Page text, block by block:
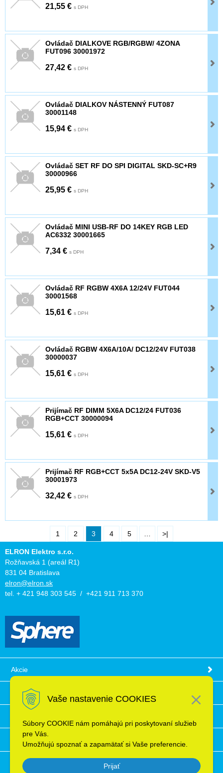
Vaše nastavenie COOKIES
Súbory COOKIE nám pomáhajú pri poskytovaní služieb
pre Vás.
Umožňujú spoznať a zapamätať si Vaše preferencie.
Prijať
21,55 € s DPH
Ovládač DIALKOVE RGB/RGBW/ 4ZONA
FUT096 30001972
27,42 € s DPH
Ovládač DIALKOV NÁSTENNÝ FUT087
30001148
15,94 € s DPH
Ovládač SET RF DO SPI DIGITAL SKD-SC+R9
30000966
25,95 € s DPH
Ovládač MINI USB-RF DO 14KEY RGB LED
AC6332 30001665
7,34 € s DPH
Ovládač RF RGBW 4X6A 12/24V FUT044
30001568
15,61 € s DPH
Ovládač RGBW 4X6A/10A/ DC12/24V FUT038
30000037
15,61 € s DPH
Prijímač RF DIMM 5X6A DC12/24 FUT036
RGB+CCT 30000094
15,61 € s DPH
Prijímač RF RGB+CCT 5x5A DC12-24V SKD-V5
30001973
32,42 € s DPH
1 2 3 4 5 >|
ELRON Elektro s.r.o.
Rožňavská 1 (areál R1)
831 04 Bratislava
elron@elron.sk
tel. + 421 948 303 545 / +421 911 713 370
Akcie
Obchodné podmienky
Ochrana osobných údajov